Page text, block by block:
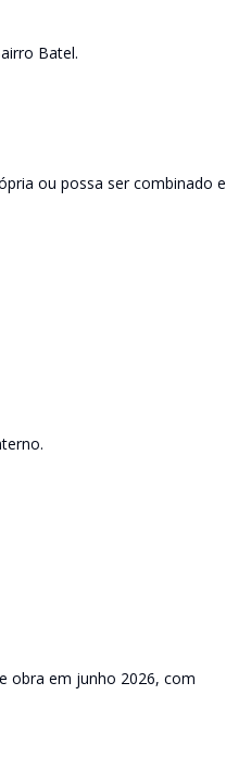
Batel.
ou possa ser combinado e
obra em junho 2026, com